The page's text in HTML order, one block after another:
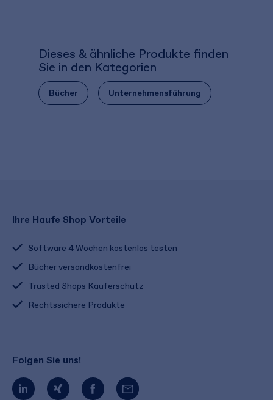
Dieses & ähnliche Produkte finden
Sie in den Kategorien
Bücher Unternehmensführung
Ihre Haufe Shop Vorteile
Software 4 Wochen kostenlos testen
Bücher versandkostenfrei
Trusted Shops Käuferschutz
Rechtssichere Produkte
Folgen Sie uns!